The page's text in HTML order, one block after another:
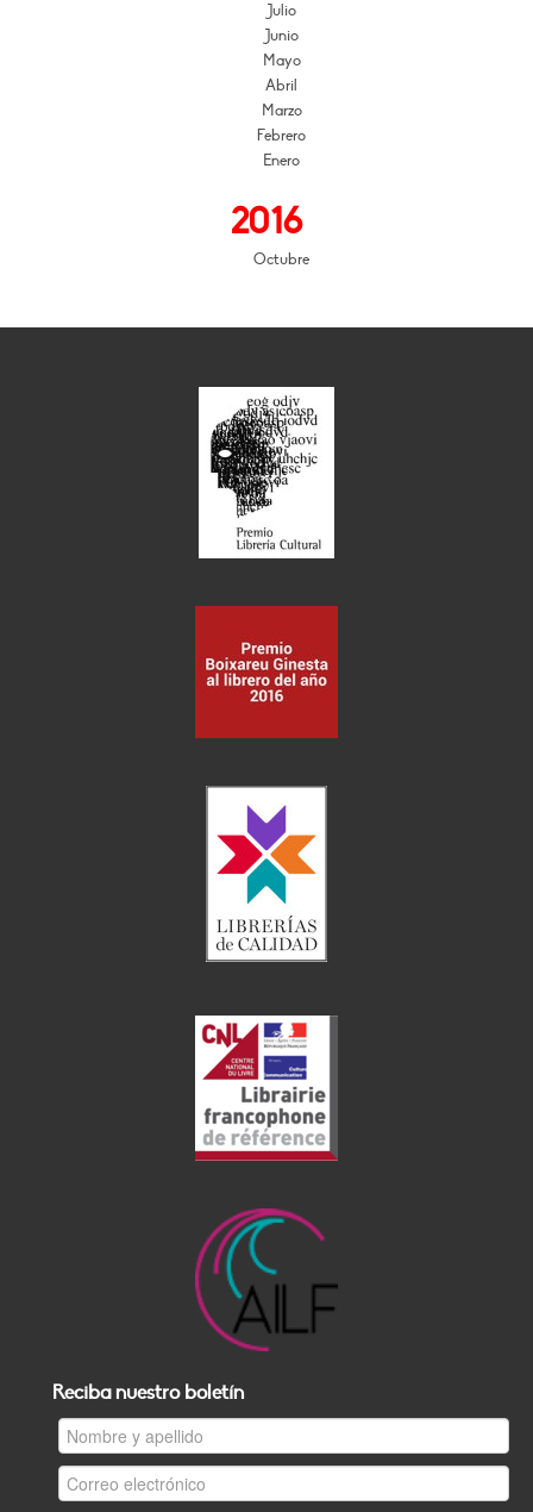
Julio
Junio
Mayo
Abril
Marzo
Febrero
Enero
2016
Octubre
Reciba nuestro boletín